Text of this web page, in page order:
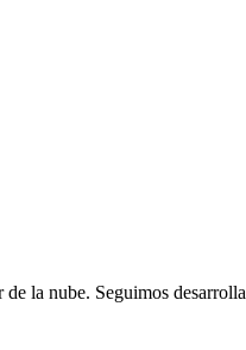
la nube. Seguimos